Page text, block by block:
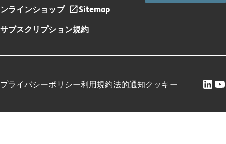
ンラインショップ
Sitemap
サブスクリプション規約
プライバシーポリシー利用規約法的通知クッキー